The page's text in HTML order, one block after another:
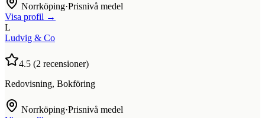
Norrköping·Prisnivå medel
Visa profil →
L
Ludvig & Co
4.5 (2 recensioner)
Redovisning, Bokföring
Norrköping·Prisnivå medel